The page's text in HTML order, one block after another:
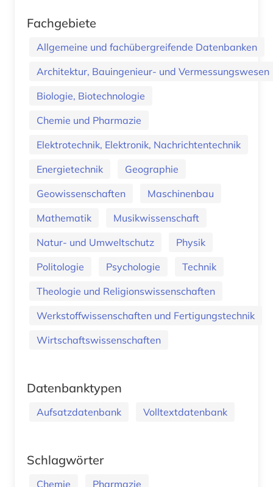
Fachgebiete
Allgemeine und fachübergreifende Datenbanken
Architektur, Bauingenieur- und Vermessungswesen
Biologie, Biotechnologie
Chemie und Pharmazie
Elektrotechnik, Elektronik, Nachrichtentechnik
Energietechnik
Geographie
Geowissenschaften
Maschinenbau
Mathematik
Musikwissenschaft
Natur- und Umweltschutz
Physik
Politologie
Psychologie
Technik
Theologie und Religionswissenschaften
Werkstoffwissenschaften und Fertigungstechnik
Wirtschaftswissenschaften
Datenbanktypen
Aufsatzdatenbank Volltextdatenbank
Schlagwörter
Chemie
Pharmazie